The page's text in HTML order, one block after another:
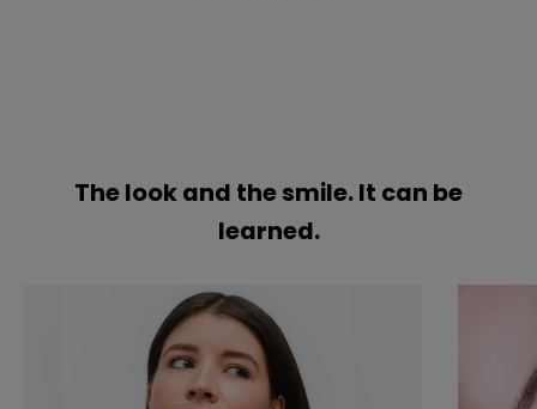
The look and the smile. It can be
learned.